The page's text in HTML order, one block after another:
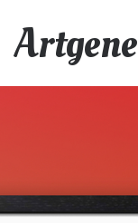
Artgene